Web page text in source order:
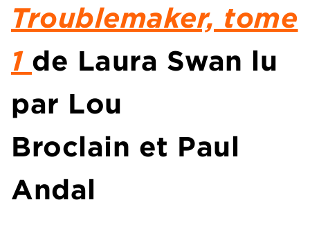
Troublemaker, tome
1 de Laura Swan lu
par Lou
Broclain et Paul
Andal